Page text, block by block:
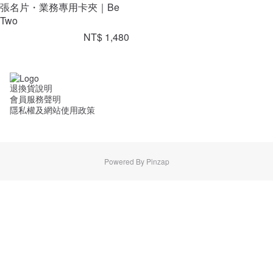
張名片・業務專用卡夾｜Be
Two
NT$ 1,480
退換貨說明
會員服務聲明
隱私權及網站使用政策
Powered By Pinzap